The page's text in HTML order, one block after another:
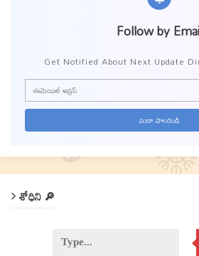
Follow by
Get Notified About Next Update
శోధిని 🔎